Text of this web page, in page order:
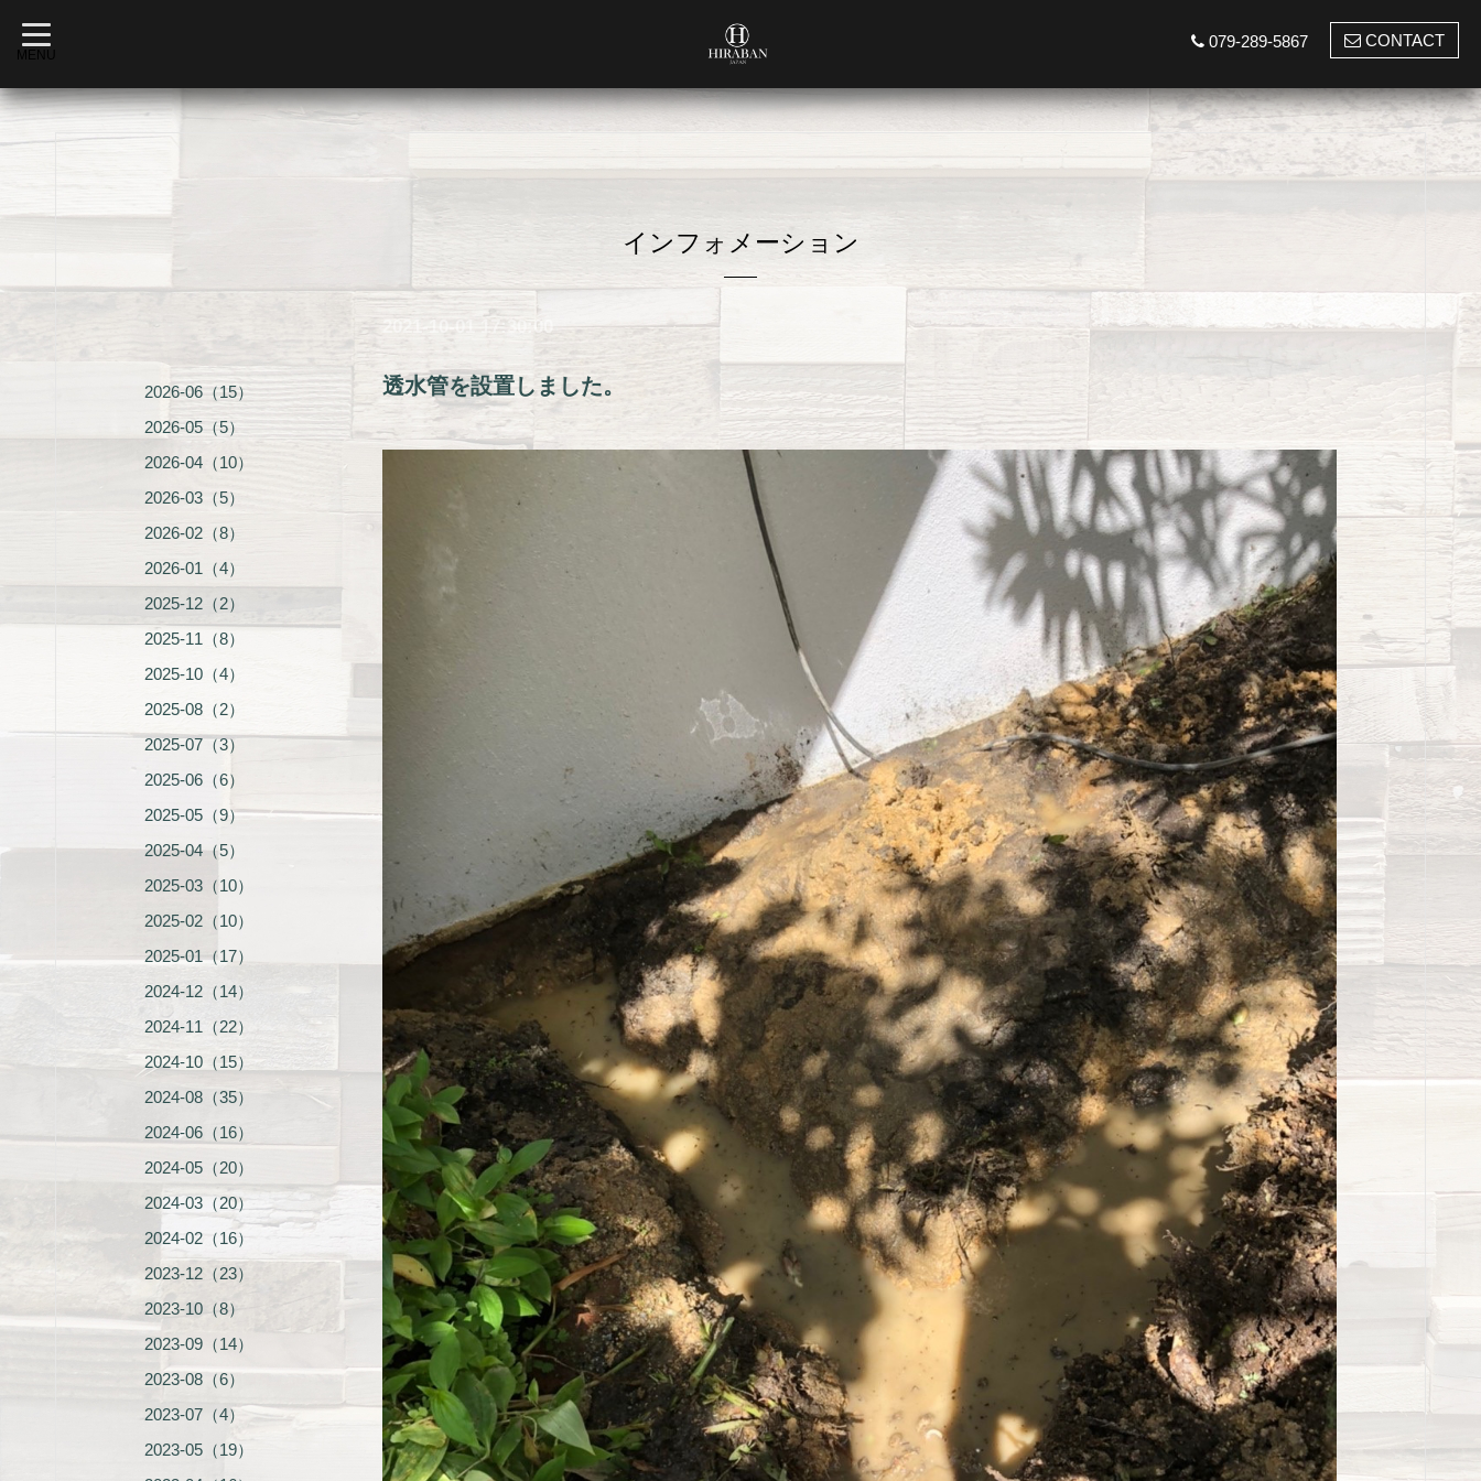
t
o
g
l
e
a
MENU
079-289-5867 CONTACT
インフォメーション
2021-10-01 17:30:00
透水管を設置しました。
2026-06（15）
2026-05（5）
2026-04（10）
2026-03（5）
2026-02（8）
2026-01（4）
2025-12（2）
2025-11（8）
2025-10（4）
2025-08（2）
2025-07（3）
2025-06（6）
2025-05（9）
2025-04（5）
2025-03（10）
2025-02（10）
2025-01（17）
2024-12（14）
2024-11（22）
2024-10（15）
2024-08（35）
2024-06（16）
2024-05（20）
2024-03（20）
2024-02（16）
2023-12（23）
2023-10（8）
2023-09（14）
2023-08（6）
2023-07（4）
2023-05（19）